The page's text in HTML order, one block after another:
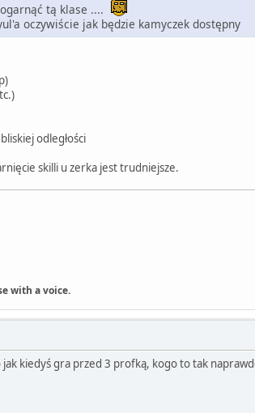
tą klase ....
oczywiście jak będzie kamyczek dostępny
odległości
skilli u zerka jest trudniejsze.
with a voice.
kiedyś gra przed 3 profką, kogo to tak